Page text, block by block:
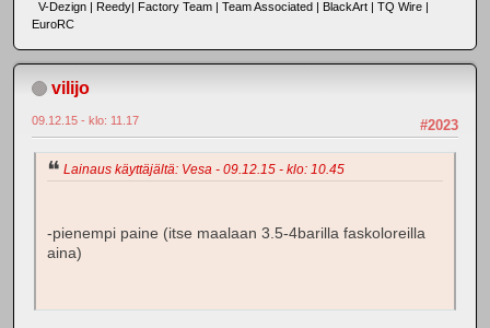
V-Dezign | Reedy| Factory Team | Team Associated | BlackArt | TQ Wire |
EuroRC
vilijo
#2023
09.12.15 - klo: 11.17
Lainaus käyttäjältä: Vesa - 09.12.15 - klo: 10.45
-pienempi paine (itse maalaan 3.5-4barilla faskoloreilla
aina)